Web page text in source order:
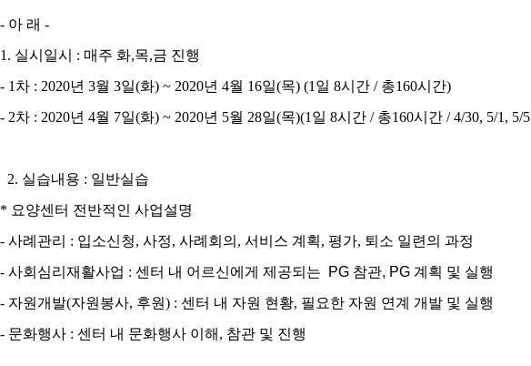
- 아 래 -
1. 실시일시 : 매주 화,목,금 진행
- 1 차 : 2020년 3월 3일(화) ~ 2020년 4월 16일(목) (1 일 8시간 / 총160시간)
- 2차 : 2020년 4월 7일(화) ~ 2020년 5월 28일(목)(1일 8시간 / 총160시간 / 4/30, 5/1, 5/5
2. 실습내용 : 일반실습
* 요양센터 전반적인 사업설명
- 사례관리 : 입소신청, 사정, 사례회의 , 서비스 계획, 평가, 퇴소 일련의 과정
- 사회심리재활사업 : 센터 내 어르신에게 제공되는 PG 참관, PG 계획 및 실행
- 자원개발(자원봉사, 후원) : 센터 내 자원 현황, 필요한 자원 연계 개발 및 실행
- 문화행사 : 센터 내 문화행사 이해 , 참관 및 진행